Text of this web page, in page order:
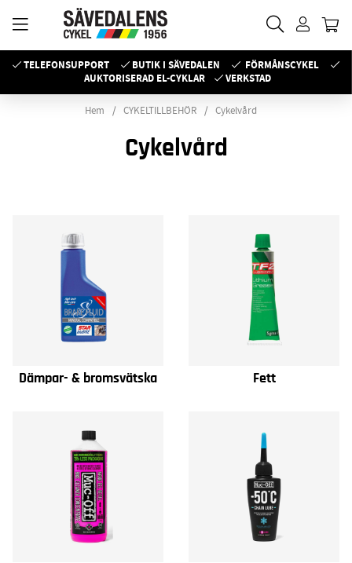
TELEFONSUPPORT BUTIK I SÄVEDALEN
FÖRMÅNSCYKEL
AUKTORISERAD EL-CYKLAR
VERKSTAD
Hem CYKELTILLBEHÖR Cykelvård
Cykelvård
Dämpar- & bromsvätska Fett